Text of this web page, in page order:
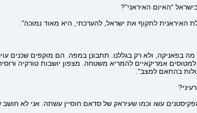
"האיום האיראני"?
האיראנית לתקוף את ישראל, להערכתי, היא מאוד נמוכה".
בפאניקה, ולא רק בגללנו. תתבונן במפה. הם מוקפים שכנים
אמריקאיים להמריא משטחה. מצפון יושבות טורקיה
בהתאם למצב".
עשו וכמו שעיראק של סדאם חוסיין עשתה. אני לא